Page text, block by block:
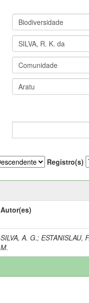
Registro(s)
Autor(es)
SILVA, A. G.;ESTANISLAU,
M.